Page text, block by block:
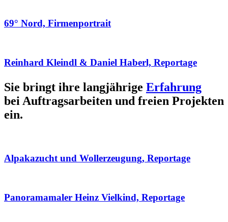
69° Nord, Firmenportrait
Reinhard Kleindl & Daniel Haberl, Reportage
Sie bringt ihre langjährige Erfahrung
bei Auftragsarbeiten und freien Projekten
ein.
Alpakazucht und Wollerzeugung, Reportage
Panoramamaler Heinz Vielkind, Reportage